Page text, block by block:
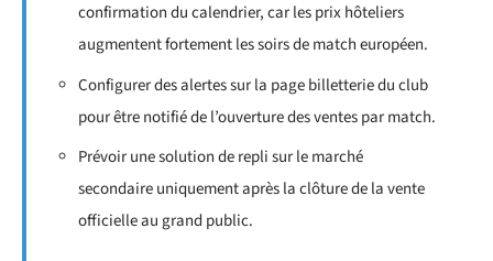
confirmation du calendrier, car les prix hôteliers
augmentent fortement les soirs de match européen.
Configurer des alertes sur la page billetterie du club
pour être notifié de l’ouverture des ventes par match.
Prévoir une solution de repli sur le marché
secondaire uniquement après la clôture de la vente
officielle au grand public.